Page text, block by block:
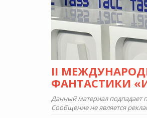
II
ФАНТАСТИКИ
Данный материал подпадает
Сообщение не является